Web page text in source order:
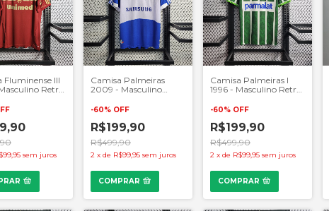
Fluminense III
Retrô
sem juros
Camisa Palmeiras
2009 - Masculino
-60% OFF
R$199,90
R$499,90
2 x de R$99,95 sem juros
COMPRAR
Camisa Palmeiras I
1996 - Masculino Retrô
-60% OFF
R$199,90
R$499,90
2 x de R$99,95 sem juros
COMPRAR